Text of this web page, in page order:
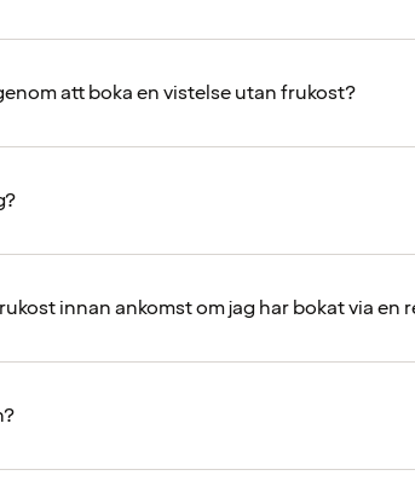
att boka en vistelse utan frukost?
innan ankomst om jag har bokat via en